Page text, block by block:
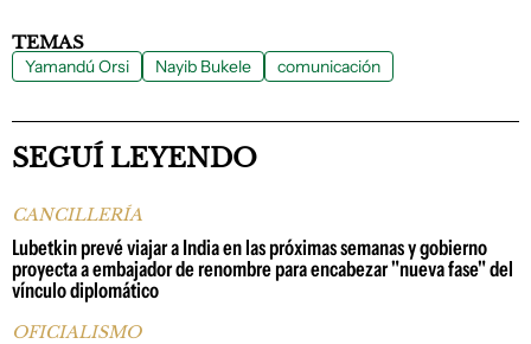
TEMAS
Yamandú Orsi Nayib Bukele comunicación
SEGUÍ LEYENDO
CANCILLERÍA
Lubetkin prevé viajar a India en las próximas semanas y gobierno
proyecta a embajador de renombre para encabezar "nueva fase" del
vínculo diplomático
OFICIALISMO